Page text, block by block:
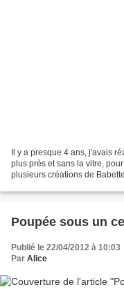
Il y a presque 4 ans, j'avais
plus près et sans la vitre,
plusieurs créations de
Poupée sous un
Publié le 22/04/2012 à 10:03
Par Alice